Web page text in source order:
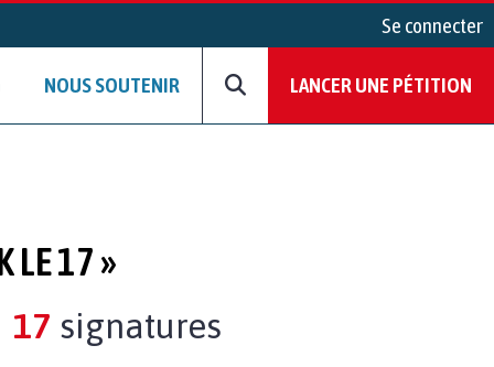
Se connecter
NOUS SOUTENIR LANCER UNE PÉTITION
LE 17 »
17 signatures